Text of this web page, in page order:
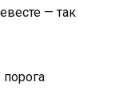
— так